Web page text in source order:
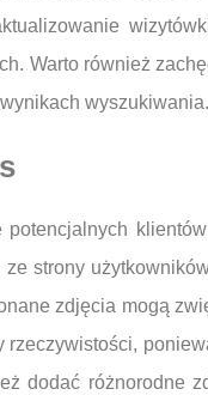
Warto również
wyszukiwania.
strony
zdjęcia mogą
rzeczywistości,
dodać różnorodne